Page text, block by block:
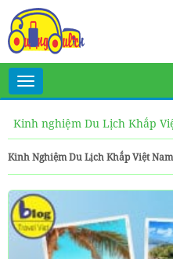
Toggle
navigation
Kinh nghiệm Du Lịch Khắp
Kinh Nghiệm Du Lịch Khắp Việt